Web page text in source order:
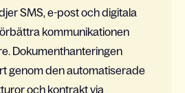
SMS, e-post och digitala
kommunikationen
Dokumenthanteringen
genom den automatiserade
och kontrakt via